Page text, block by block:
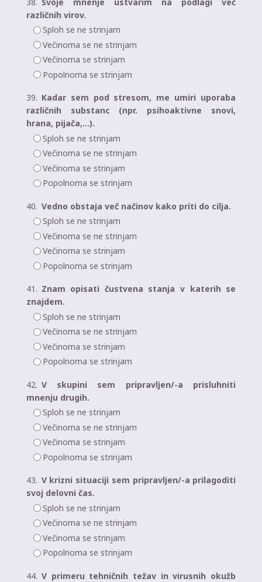
različnih virov.
Sploh se ne strinjam
Večinoma se ne strinjam
Večinoma se strinjam
Popolnoma se strinjam
39. Kadar sem pod stresom, me umiri uporaba
različnih substanc (npr. psihoaktivne snovi,
hrana, pijača,…).
Sploh se ne strinjam
Večinoma se ne strinjam
Večinoma se strinjam
Popolnoma se strinjam
40. Vedno obstaja več načinov kako priti do cilja.
Sploh se ne strinjam
Večinoma se ne strinjam
Večinoma se strinjam
Popolnoma se strinjam
41. Znam opisati čustvena stanja v katerih se
znajdem.
Sploh se ne strinjam
Večinoma se ne strinjam
Večinoma se strinjam
Popolnoma se strinjam
42. V skupini sem pripravljen/-a prisluhniti
mnenju drugih.
Sploh se ne strinjam
Večinoma se ne strinjam
Večinoma se strinjam
Popolnoma se strinjam
43. V krizni situaciji sem pripravljen/-a prilagoditi
svoj delovni čas.
Sploh se ne strinjam
Večinoma se ne strinjam
Večinoma se strinjam
Popolnoma se strinjam
44. V primeru tehničnih težav in virusnih okužb